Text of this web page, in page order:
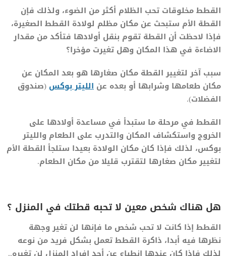
القطط مخلوقات تحب الظلام أكثر من الضوء، ولذلك فإن
القطة الأم ستبحث عن مكان مظلم لولادة القطط الصغيرة،
فإذا لاحظت أن القطة تقوم بنقل أولادها فتأكد من مقدار
الاضاءة في هذا المكان وهل تغيرت مؤخرا؟
سبب آخر لتغيير القطة مكان صغارها هو بعد المكان عن
مكان طعامها وشرابها أو بعده عن الليتر بوكس (صندوق
الفضلات).
القطط في مرحلة ما ستبدأ في مساعدة أولادها على
الخروج واستكشاف المكان والتدرب على الطعام والليتر
بوكس، لذلك فإذا كان مكان الولادة بعيدا ستلجأ القطة الأم
لتغيير مكان صغارها لتقترب قليلا من مكان الطعام.
هل هناك شخص معين لا تحبه قطتك في المنزل ؟
القطط إذا كانت لا تحب شخص ما فإنها لن تغير وجهة
نظرها فيه أبدا، ذاكرة القطط تعمل بشكل فريد من نوعه